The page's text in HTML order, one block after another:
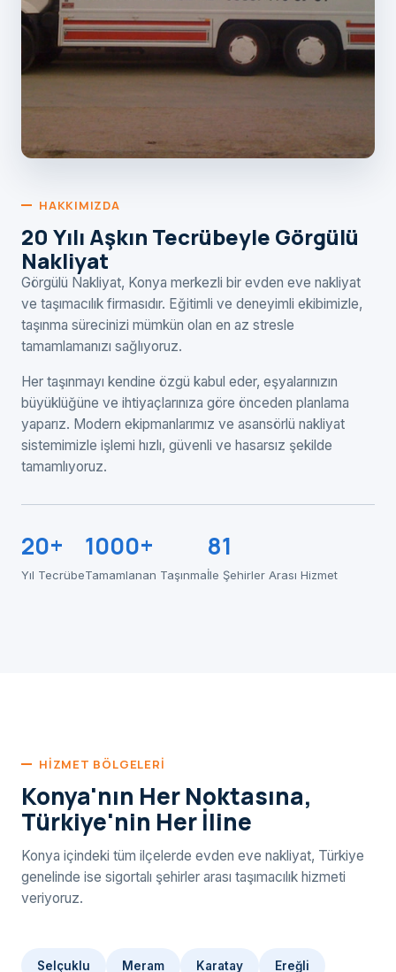
HAKKIMIZDA
20 Yılı Aşkın Tecrübeyle Görgülü
Nakliyat
Görgülü Nakliyat, Konya merkezli bir evden eve nakliyat
ve taşımacılık firmasıdır. Eğitimli ve deneyimli ekibimizle,
taşınma sürecinizi mümkün olan en az stresle
tamamlamanızı sağlıyoruz.
Her taşınmayı kendine özgü kabul eder, eşyalarınızın
büyüklüğüne ve ihtiyaçlarınıza göre önceden planlama
yaparız. Modern ekipmanlarımız ve asansörlü nakliyat
sistemimizle işlemi hızlı, güvenli ve hasarsız şekilde
tamamlıyoruz.
20+
Yıl Tecrübe
1000+
Tamamlanan Taşınma
81
İle Şehirler Arası Hizmet
HIZMET BÖLGELERI
Konya'nın Her Noktasına,
Türkiye'nin Her İline
Konya içindeki tüm ilçelerde evden eve nakliyat, Türkiye
genelinde ise sigortalı şehirler arası taşımacılık hizmeti
veriyoruz.
Selçuklu Meram Karatay Ereğli